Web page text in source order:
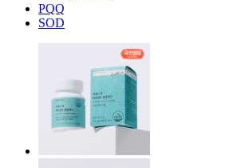
PQQ
SOD